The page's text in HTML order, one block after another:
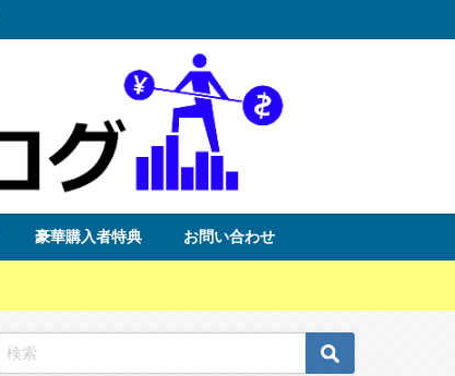
豪華購入者特典 お問い合わせ